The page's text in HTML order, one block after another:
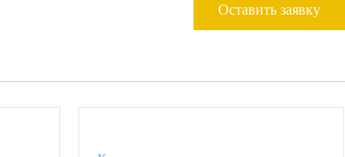
Оставить заявку